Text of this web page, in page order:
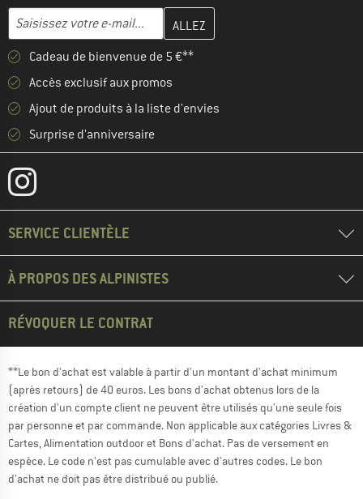
Adresse e-mail
Entrez votre adresse e-mail ici et créez votre compte client à la
Cadeau de bienvenue de 5 €**
Accès exclusif aux promos
Ajout de produits à la liste d'envies
Surprise d'anniversaire
SERVICE CLIENTÈLE
À PROPOS DES ALPINISTES
RÉVOQUER LE CONTRAT
**Le bon d'achat est valable à partir d'un montant d'achat minimum
(après retours) de 40 euros. Les bons d'achat obtenus lors de la
création d'un compte client ne peuvent être utilisés qu'une seule fois
par personne et par commande. Non applicable aux catégories Livres &
Cartes, Alimentation outdoor et Bons d'achat. Pas de versement en
espèce. Le code n'est pas cumulable avec d'autres codes. Le bon
d'achat ne doit pas être distribué ou publié.